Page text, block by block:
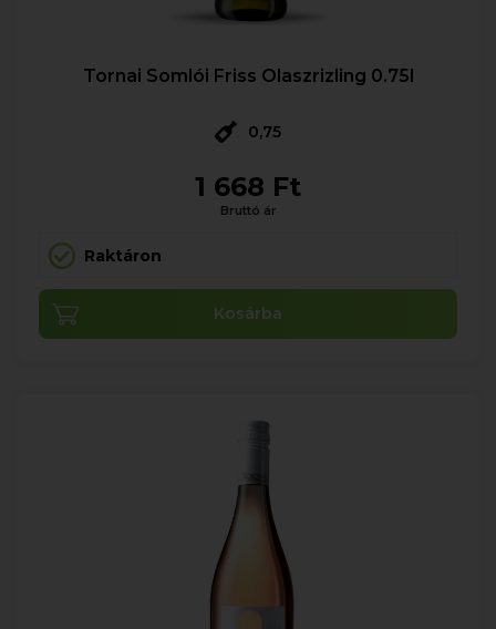
Tornai Somlói Friss Olaszrizling 0.75l
0,75
1 668 Ft
Bruttó ár
Raktáron
Kosárba